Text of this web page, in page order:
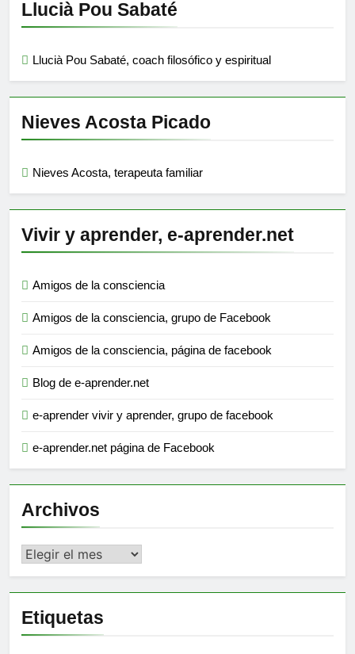
Llucià Pou Sabaté
Llucià Pou Sabaté, coach filosófico y espiritual
Nieves Acosta Picado
Nieves Acosta, terapeuta familiar
Vivir y aprender, e-aprender.net
Amigos de la consciencia
Amigos de la consciencia, grupo de Facebook
Amigos de la consciencia, página de facebook
Blog de e-aprender.net
e-aprender vivir y aprender, grupo de facebook
e-aprender.net página de Facebook
Archivos
Archivos
Etiquetas